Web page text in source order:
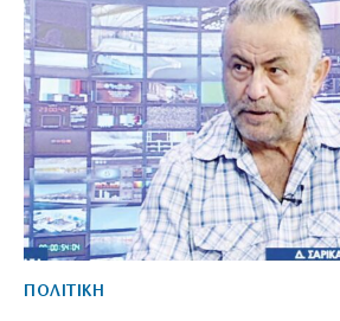
ΠΟΛΙΤΙΚΗ